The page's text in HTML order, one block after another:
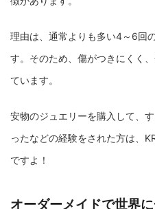
理由は、通常よりも多い4～6回
す。そのため、傷がつきにくく
ています。
安物のジュエリーを購入して、
ったなどの経験をされた方は、
ですよ！
オーダーメイドで世界